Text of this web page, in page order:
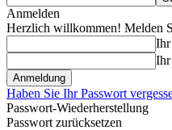
Anmelden
Herzlich willkommen! Melden
Ihr
Ihr
Haben Sie Ihr Passwort
Passwort-Wiederherstellung
Passwort zurücksetzen